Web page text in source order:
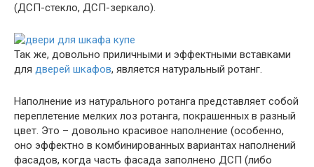
(ДСП-стекло, ДСП-зеркало).
Так же, довольно приличными и эффектными вставками
для дверей шкафов, является натуральный ротанг.
Наполнение из натурального ротанга представляет собой
переплетение мелких лоз ротанга, покрашенных в разный
цвет. Это – довольно красивое наполнение (особенно,
оно эффектно в комбинированных вариантах наполнений
фасадов, когда часть фасада заполнено ДСП (либо